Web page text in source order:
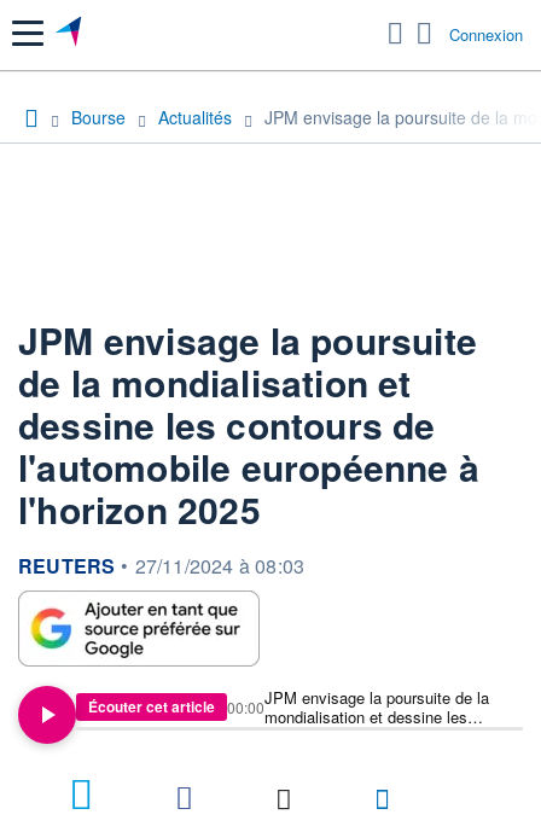
Menu Connexion
Bourse Actualités JPM envisage la poursuite de la
JPM envisage la poursuite
de la mondialisation et
dessine les contours de
l'automobile européenne à
l'horizon 2025
information fournie par
REUTERS • 27/11/2024 à 08:03
Écouter cet article
JPM envisage la poursuite de la
mondialisation et dessine les
contours de l'automobile européenne
00:00